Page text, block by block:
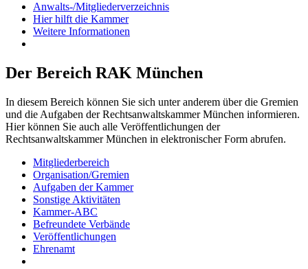
Anwalts-/Mitgliederverzeichnis
Hier hilft die Kammer
Weitere Informationen
Der Bereich RAK München
In diesem Bereich können Sie sich unter anderem über die Gremien
und die Aufgaben der Rechtsanwaltskammer München informieren.
Hier können Sie auch alle Veröffentlichungen der
Rechtsanwaltskammer München in elektronischer Form abrufen.
Mitgliederbereich
Organisation/Gremien
Aufgaben der Kammer
Sonstige Aktivitäten
Kammer-ABC
Befreundete Verbände
Veröffentlichungen
Ehrenamt